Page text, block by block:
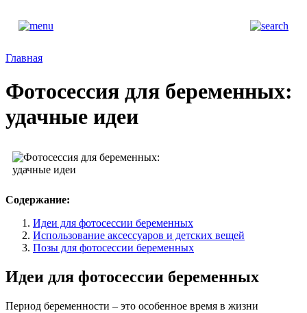
Главная
Фотосессия для беременных:
удачные идеи
Содержание:
Идеи для фотосессии беременных
Использование аксессуаров и детских вещей
Позы для фотосессии беременных
Идеи для фотосессии беременных
Период беременности – это особенное время в жизни